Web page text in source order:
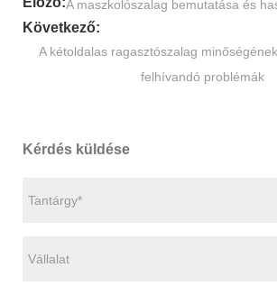
A maszkolószalag bemutatása és
Következő:
A kétoldalas ragasztószalag
felhívandó problémák
Kérdés küldése